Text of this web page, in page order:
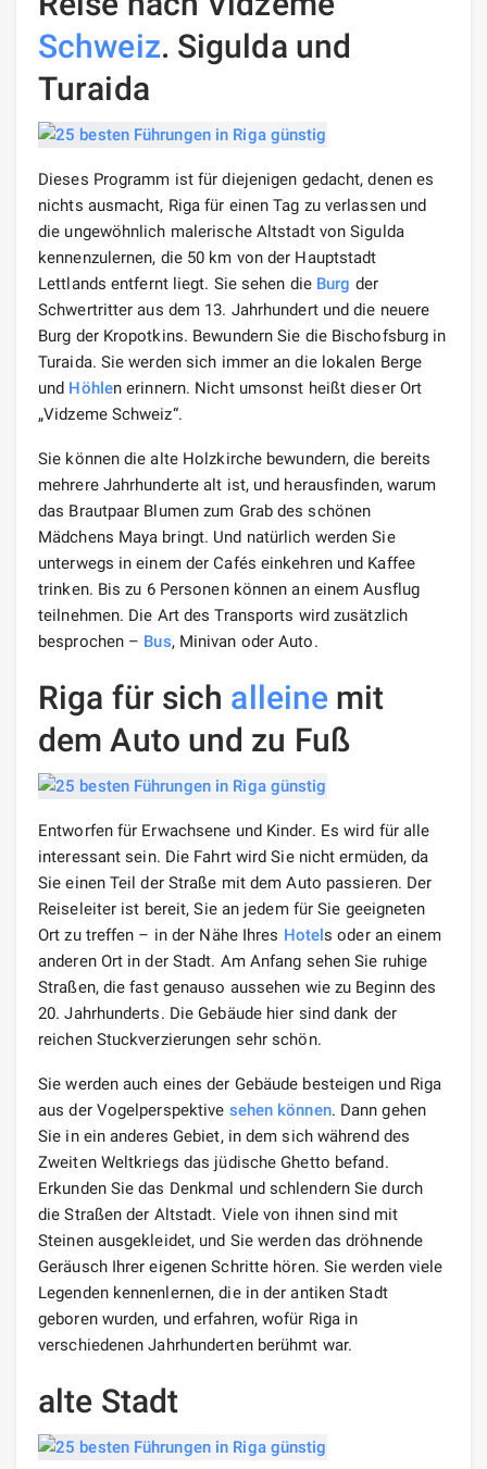
Schweiz. Sigulda und
Turaida
Dieses Programm ist für diejenigen gedacht, denen es
nichts ausmacht, Riga für einen Tag zu verlassen und
die ungewöhnlich malerische Altstadt von Sigulda
kennenzulernen, die 50 km von der Hauptstadt
Lettlands entfernt liegt. Sie sehen die Burg der
Schwertritter aus dem 13. Jahrhundert und die neuere
Burg der Kropotkins. Bewundern Sie die Bischofsburg in
Turaida. Sie werden sich immer an die lokalen Berge
und Höhlen erinnern. Nicht umsonst heißt dieser Ort
„Vidzeme Schweiz“.
Sie können die alte Holzkirche bewundern, die bereits
mehrere Jahrhunderte alt ist, und herausfinden, warum
das Brautpaar Blumen zum Grab des schönen
Mädchens Maya bringt. Und natürlich werden Sie
unterwegs in einem der Cafés einkehren und Kaffee
trinken. Bis zu 6 Personen können an einem Ausflug
teilnehmen. Die Art des Transports wird zusätzlich
besprochen – Bus, Minivan oder Auto.
Riga für sich alleine mit
dem Auto und zu Fuß
Entworfen für Erwachsene und Kinder. Es wird für alle
interessant sein. Die Fahrt wird Sie nicht ermüden, da
Sie einen Teil der Straße mit dem Auto passieren. Der
Reiseleiter ist bereit, Sie an jedem für Sie geeigneten
Ort zu treffen – in der Nähe Ihres Hotels oder an einem
anderen Ort in der Stadt. Am Anfang sehen Sie ruhige
Straßen, die fast genauso aussehen wie zu Beginn des
20. Jahrhunderts. Die Gebäude hier sind dank der
reichen Stuckverzierungen sehr schön.
Sie werden auch eines der Gebäude besteigen und Riga
aus der Vogelperspektive sehen können. Dann gehen
Sie in ein anderes Gebiet, in dem sich während des
Zweiten Weltkriegs das jüdische Ghetto befand.
Erkunden Sie das Denkmal und schlendern Sie durch
die Straßen der Altstadt. Viele von ihnen sind mit
Steinen ausgekleidet, und Sie werden das dröhnende
Geräusch Ihrer eigenen Schritte hören. Sie werden viele
Legenden kennenlernen, die in der antiken Stadt
geboren wurden, und erfahren, wofür Riga in
verschiedenen Jahrhunderten berühmt war.
alte Stadt